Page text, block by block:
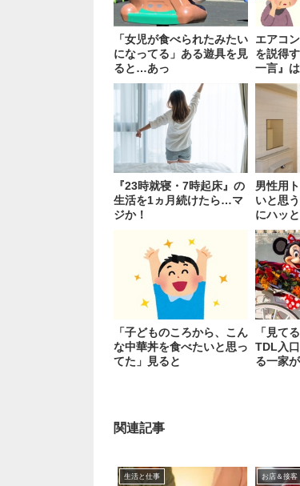
「女児が食べられたみたい
になってる」ある遊具を見
ると…あっ
エアコ
を説得
一言』
『23時就寝・7時起床』の
生活を1ヵ月続けたら…マ
ジか！
男性用
いと思
にハッ
「子どものころから、こん
な中華丼を食べたいと思っ
てた」見ると
「見て
TDL入
る一家
関連記事
生活と仕事 お店＆接客